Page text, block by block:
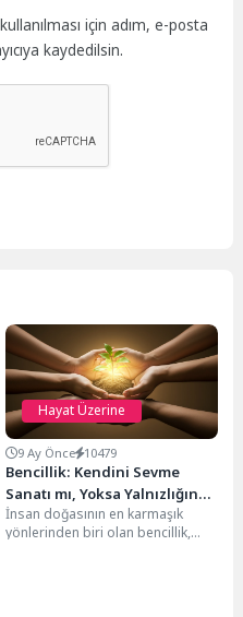
için adım, e-posta
kaydedilsin.
Hayat Üzerine
9 Ay Önce 10479
Bencillik: Kendini Sevme
Sanatı mı, Yoksa Yalnızlığın
Tohumu mu?
İnsan doğasının en karmaşık
yönlerinden biri olan bencillik,